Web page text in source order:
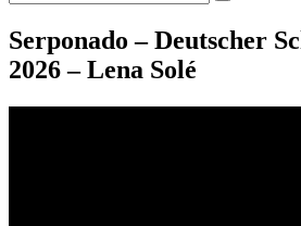
nach:
Suchen
Serponado – Deutscher
2026 – Lena Solé